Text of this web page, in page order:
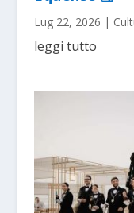
Lug 22, 2026 |
leggi tutto